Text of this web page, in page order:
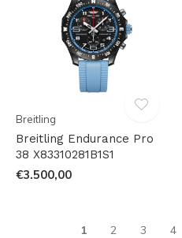
Breitling
Breitling Endurance Pro
38 X83310281B1S1
€3.500,00
1 2 3 4